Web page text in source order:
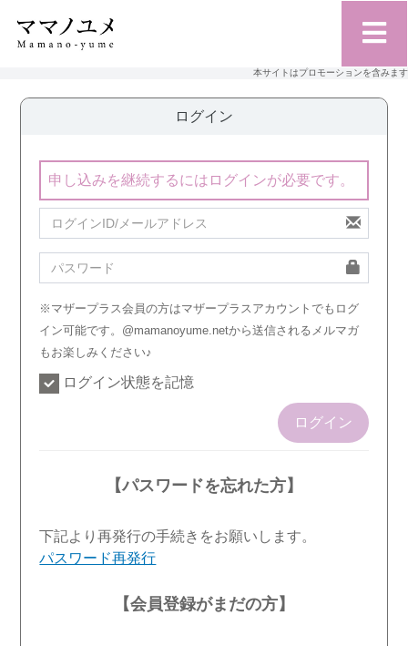
本サイトはプロモーションを含みます
ログイン
申し込みを継続するにはログインが必要です。
※マザープラス会員の方はマザープラスアカウントでもログ
イン可能です。@mamanoyume.netから送信されるメルマガ
もお楽しみください♪
ログイン状態を記憶
ログイン
【パスワードを忘れた方】
下記より再発行の手続きをお願いします。
パスワード再発行
【会員登録がまだの方】